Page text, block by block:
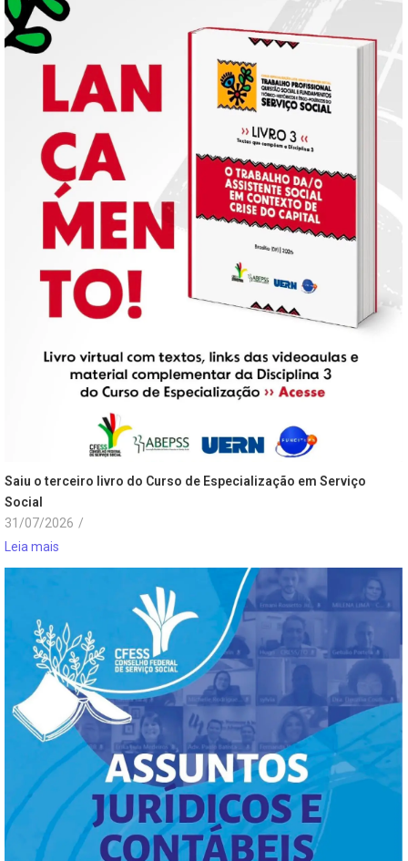
Saiu o terceiro livro do Curso de Especialização em Serviço
Social
31/07/2026 /
Leia mais